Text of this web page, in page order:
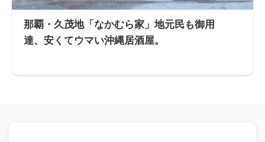
那覇・久茂地「なかむら家」地元民も御用
達、安くてウマい沖縄居酒屋。